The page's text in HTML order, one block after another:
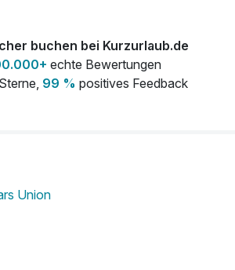
Monats
buchen bei Kurzurlaub.de
echte Bewertungen
Sterne, 99 % positives Feedback
Union